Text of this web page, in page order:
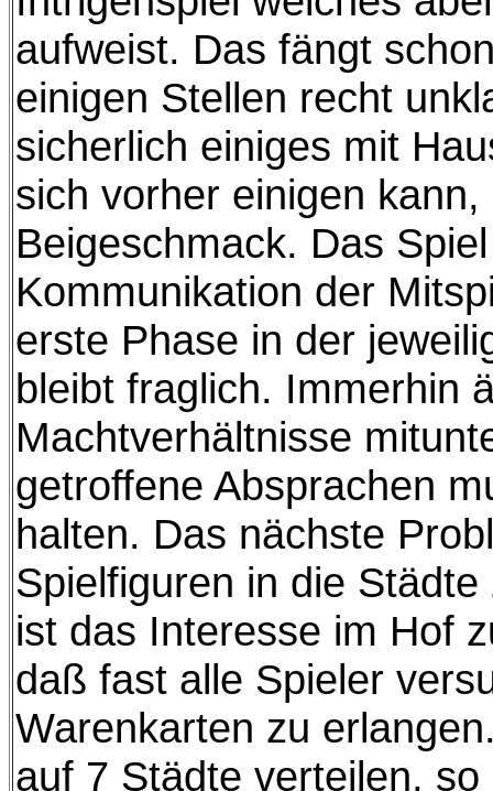
aufweist. Das fängt
einigen Stellen recht
sicherlich einiges mit
sich vorher einigen
Beigeschmack. Das
Kommunikation der
erste Phase in der
bleibt fraglich. Immerhin
Machtverhältnisse
getroffene Absprachen
halten. Das nächste
Spielfiguren in die
ist das Interesse im Hof
daß fast alle Spieler
Warenkarten zu
auf 7 Städte verteilen,